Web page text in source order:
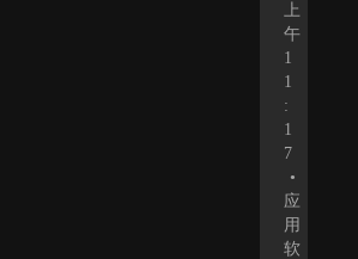
上
午
1
1
:
1
7
•
应
用
软